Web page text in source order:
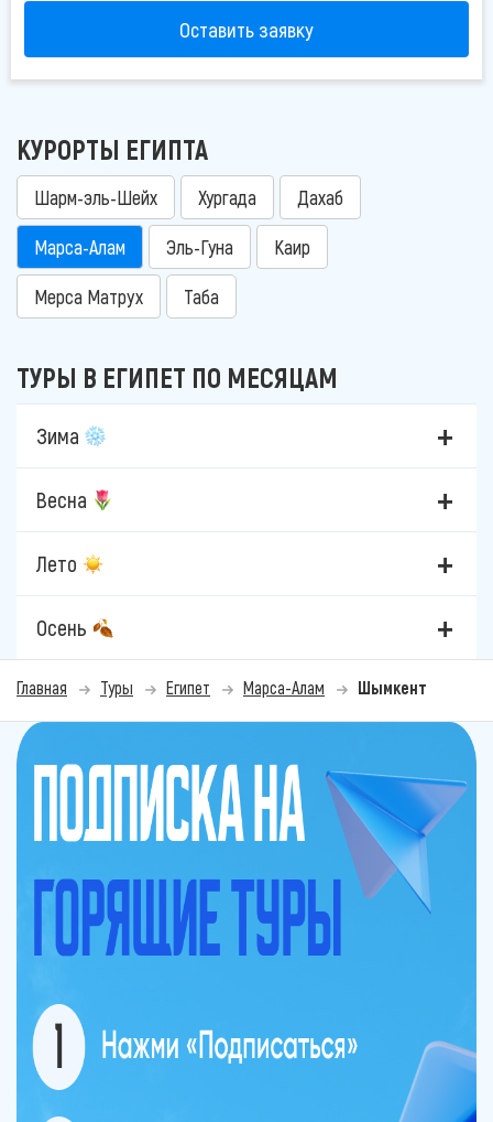
Оставить заявку
КУРОРТЫ ЕГИПТА
Шарм-эль-Шейх Хургада Дахаб
Марса-Алам Эль-Гуна Каир
Мерса Матрух Таба
ТУРЫ В ЕГИПЕТ ПО МЕСЯЦАМ
Зима
Весна
Лето
Осень
Главная Туры Египет Марса-Алам Шымкент